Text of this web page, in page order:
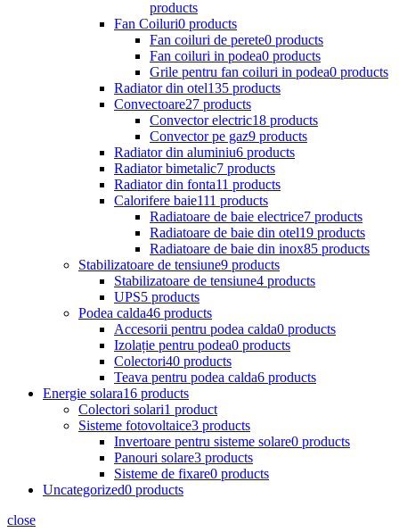
products
Fan Coiluri0 products
Fan coiluri de perete0 products
Fan coiluri in podea0 products
Grile pentru fan coiluri in podea0 products
Radiator din otel135 products
Convectoare27 products
Convector electric18 products
Convector pe gaz9 products
Radiator din aluminiu6 products
Radiator bimetalic7 products
Radiator din fonta11 products
Calorifere baie111 products
Radiatoare de baie electrice7 products
Radiatoare de baie din otel19 products
Radiatoare de baie din inox85 products
Stabilizatoare de tensiune9 products
Stabilizatoare de tensiune4 products
UPS5 products
Podea calda46 products
Accesorii pentru podea calda0 products
Izolație pentru podea0 products
Colectori40 products
Teava pentru podea calda6 products
Energie solara16 products
Colectori solari1 product
Sisteme fotovoltaice3 products
Invertoare pentru sisteme solare0 products
Panouri solare3 products
Sisteme de fixare0 products
Uncategorized0 products
close